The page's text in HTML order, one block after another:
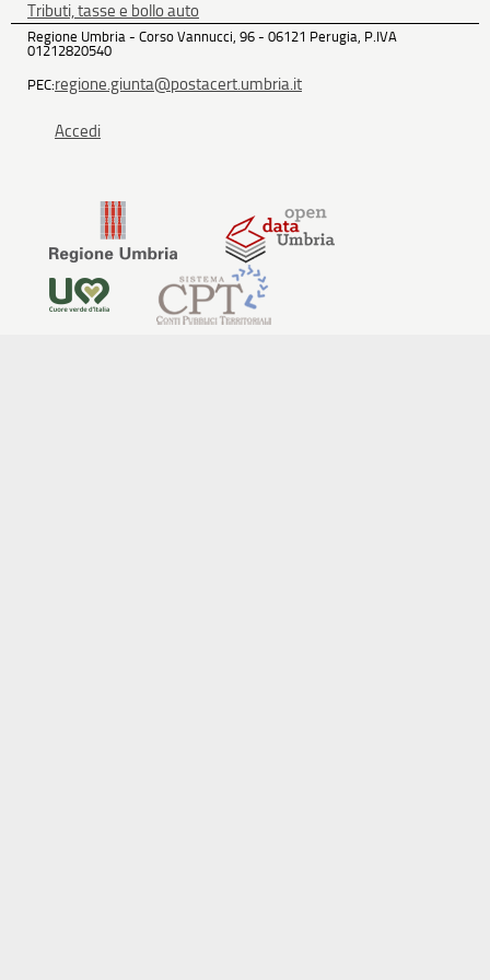
Tributi, tasse e bollo auto
Regione Umbria - Corso Vannucci, 96 - 06121 Perugia, P.IVA
01212820540
PEC:regione.giunta@postacert.umbria.it
Accedi